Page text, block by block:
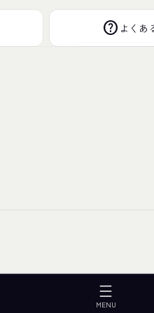
help よくあ
MENU